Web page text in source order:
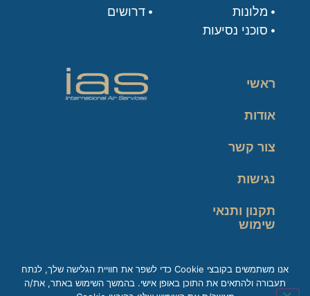
מלונות
סוכני נסיעות
דרושים
ראשי
אודות
צור קשר
נגישות
תקנון ותנאי
שימוש
זכות עיון במידע
אנו משתמשים בקובצי Cookie כדי לשפר את חוויית הגלישה שלך, לנתח
תעבורה ולהתאים את התוכן באופן אישי. בהמשך השימוש באתר, את/ה